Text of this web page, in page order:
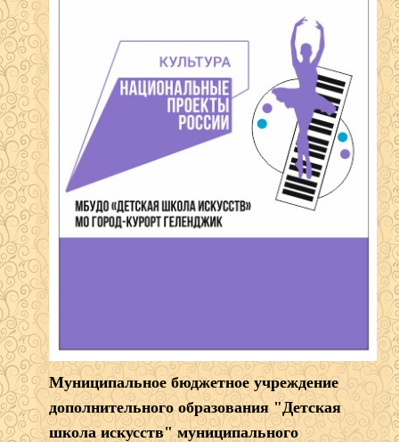
Муниципальное бюджетное учреждение
дополнительного образования "Детская
школа искусств" муниципального